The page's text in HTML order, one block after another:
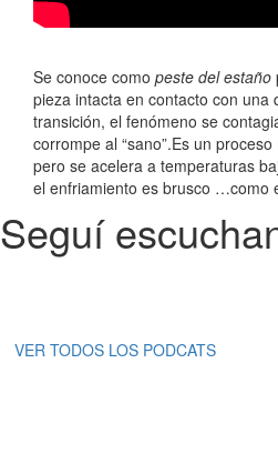
Se conoce como peste del estaño
pieza intacta en contacto con una
transición, el fenómeno se
corrompe al “sano”.Es un
pero se acelera a temperaturas
el enfriamiento es brusco …como
Seguí
VER TODOS LOS PODCATS